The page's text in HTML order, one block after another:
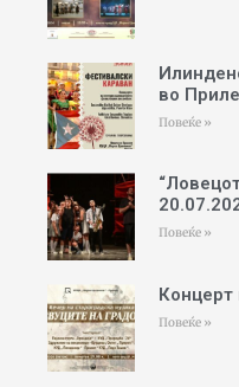
во
Повеќе »
Повеќе »
Концерт
Повеќе »